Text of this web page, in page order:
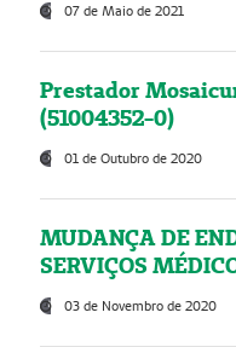
07 de Maio de 2021
Prestador
(51004352-0)
01 de Outubro de 2020
MUDANÇA DE
SERVIÇOS
03 de Novembro de 2020